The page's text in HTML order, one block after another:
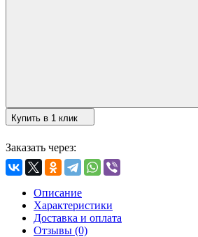
Купить в 1 клик
Заказать через:
Описание
Характеристики
Доставка и оплата
Отзывы (0)